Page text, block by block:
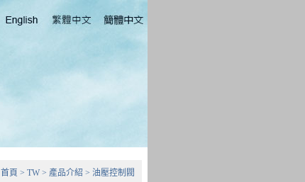
首頁 > TW > 產品介紹 > 油壓控制閥